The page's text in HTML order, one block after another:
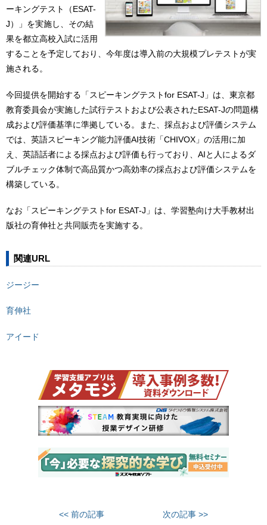
ーキングテスト（ESAT-
J）」を実施し、その結
果を都立高校入試に活用
することを予定しており、今年度は導入前の大規模プレテストが実
施される。
今回提供を開始する「スピーキングテストfor ESAT-J」は、東京都
教育委員会が実施した試行テストおよび公表されたESAT-Jの問題構
成および評価基準に準拠している。また、採点および評価システム
では、英語スピーキング能力評価AI技術「CHIVOX」の活用に加
え、英語話者による採点および評価も行っており、AIと人によるダ
ブルチェック体制で高品質かつ高効率の採点および評価システムを
構築している。
なお「スピーキングテストfor ESAT-J」は、学習塾向け大手教材出
版社の育伸社と共同販売を実施する。
関連URL
ジージー
育伸社
アイード
<< 前の記事 次の記事 >>